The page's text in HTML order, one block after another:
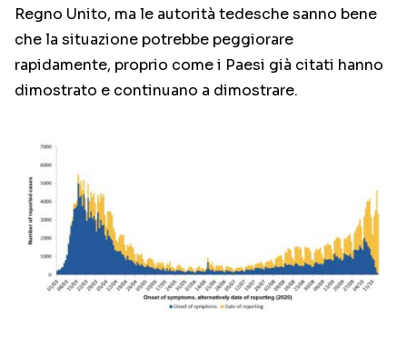
Regno Unito, ma le autorità tedesche sanno bene
che la situazione potrebbe peggiorare
rapidamente, proprio come i Paesi già citati hanno
dimostrato e continuano a dimostrare.